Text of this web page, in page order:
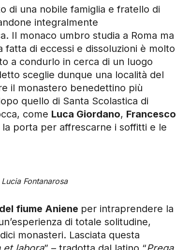
di una nobile famiglia e fratello di
integralmente
Il monaco umbro studia a Roma ma
di eccessi e dissoluzioni è molto
a condurlo in cerca di un luogo
sceglie dunque una località del
il monastero benedettino più
quello di Santa Scolastica di
come Luca Giordano, Francesco
porta per affrescarne i soffitti e le
Fontanarosa
fiume Aniene per intraprendere la
di totale solitudine,
monasteri. Lasciata questa